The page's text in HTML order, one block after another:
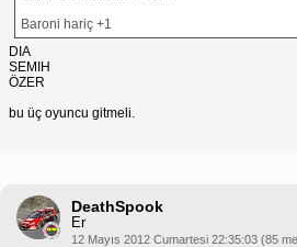
Baroni hariç +1
DIA
SEMIH
ÖZER
bu üç oyuncu gitmeli.
DeathSpook
Er
12 Mayıs 2012 Cumartesi 22:35:03 (85